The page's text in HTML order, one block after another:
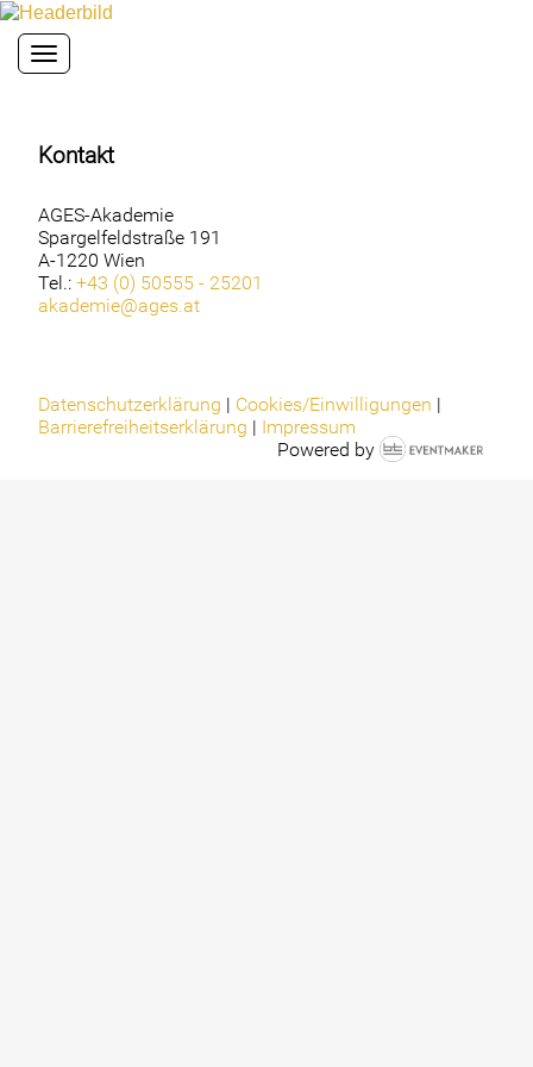
Toggle navigation
Kontakt
AGES-Akademie
Spargelfeldstraße 191
A-1220 Wien
Tel.: +43 (0) 50555 - 25201
akademie@ages.at
Datenschutzerklärung | Cookies/Einwilligungen |
Barrierefreiheitserklärung | Impressum
Powered by